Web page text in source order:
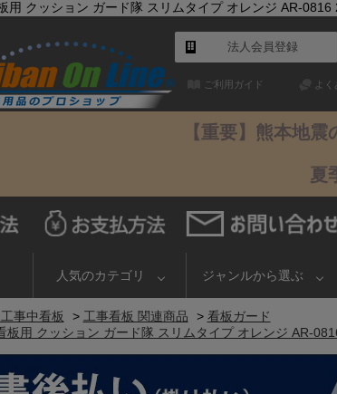
用 クッション ガード隊 スリムタイプ オレンジ AR-
法人会員登録
ご利用ガイド よく
【重要】熊本地
夏
人気のカテゴリ ジャンルから選ぶ
事中看板 > 工事看板 関連商品 > 看板ガード
板用 クッション ガード隊 スリムタイプ オレンジ AR-